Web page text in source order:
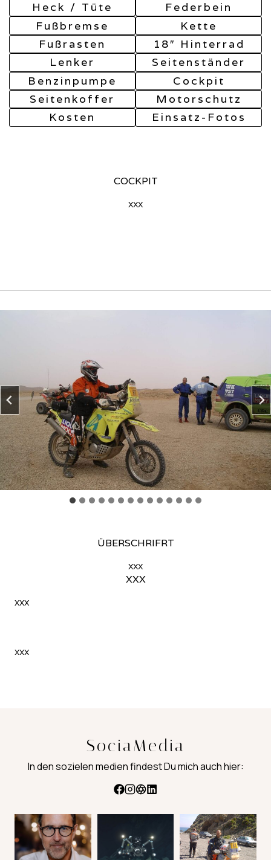
Heck / Tüte
Federbein
Fußbremse
Kette
Fußrasten
18″ Hinterrad
Lenker
Seitenständer
Benzinpumpe
Cockpit
Seitenkoffer
Motorschutz
Kosten
Einsatz-Fotos
COCKPIT
xxx
ÜBERSCHRIFRT
xxx
XXX
xxx
xxx
SociaMedia
In den sozielen medien findest Du mich auch hier: